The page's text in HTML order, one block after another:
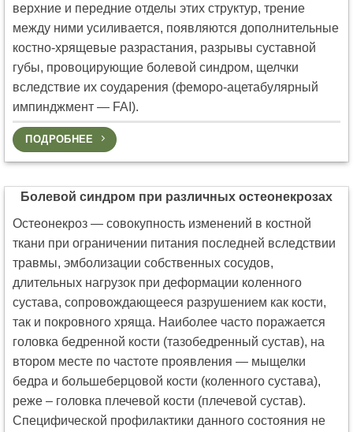
верхние и передние отделы этих структур, трение
между ними усиливается, появляются дополнительные
костно-хрящевые разрастания, разрывы суставной
губы, провоцирующие болевой синдром, щелчки
вследствие их соударения (феморо-ацетабулярный
импинджмент — FAI).
ПОДРОБНЕЕ
Болевой синдром при различных остеонекрозах
Остеонекроз — совокупность изменений в костной
ткани при ограничении питания последней вследствии
травмы, эмболизации собственных сосудов,
длительных нагрузок при деформации коленного
сустава, сопровождающееся разрушением как кости,
так и покровного хряща. Наиболее часто поражается
головка бедренной кости (тазобедренный сустав), на
втором месте по частоте проявления — мыщелки
бедра и большеберцовой кости (коленного сустава),
реже – головка плечевой кости (плечевой сустав).
Специфической профилактики данного состояния не